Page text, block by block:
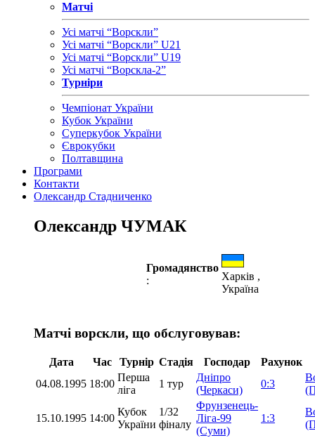
Матчі
Усі матчі “Ворскли”
Усі матчі “Ворскли” U21
Усі матчі “Ворскли” U19
Усі матчі “Ворскла-2”
Турніри
Чемпіонат України
Кубок України
Суперкубок України
Єврокубки
Полтавщина
Програми
Контакти
Олександр Стадниченко
Олександр ЧУМАК
Громадянство
:
Харків ,
Україна
Матчі ворскли, що обслуговував:
Дата Час Турнір Стадія Господар
Рахунок
04.08.1995 18:00
Перша
ліга
1 тур
Дніпро
(Черкаси)
0:3
15.10.1995 14:00
Кубок
України
1/32
фіналу
Фрунзенець-
Ліга-99
(Суми)
1:3